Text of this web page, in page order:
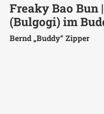
Freaky Bao Bun
(Bulgogi) im
Bernd „Buddy“ Zipper